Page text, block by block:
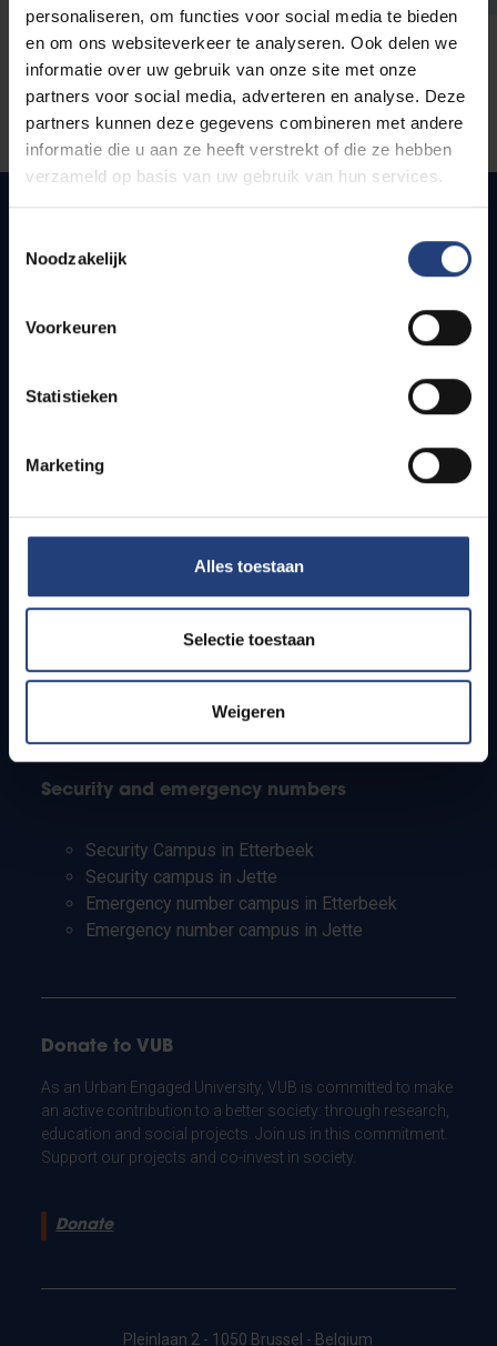
personaliseren, om functies voor social media te bieden
en om ons websiteverkeer te analyseren. Ook delen we
informatie over uw gebruik van onze site met onze
partners voor social media, adverteren en analyse. Deze
partners kunnen deze gegevens combineren met andere
informatie die u aan ze heeft verstrekt of die ze hebben
verzameld op basis van uw gebruik van hun services.
Noodzakelijk
Voorkeuren
Statistieken
Marketing
Alles toestaan
Selectie toestaan
Weigeren
Quick links
How to get to the VUB campuses
Students
PhD students
Teachers and secondary schools
Working students
Security and emergency numbers
Security Campus in Etterbeek
Security campus in Jette
Emergency number campus in Etterbeek
Emergency number campus in Jette
Donate to VUB
As an Urban Engaged University, VUB is committed to make
an active contribution to a better society: through research,
education and social projects. Join us in this commitment.
Support our projects and co-invest in society.
Donate
Pleinlaan 2 - 1050 Brussel - Belgium